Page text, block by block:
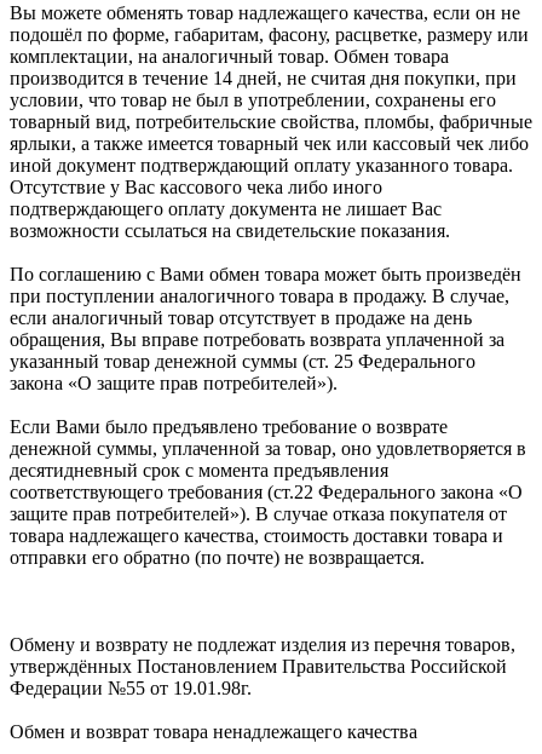
Вы можете обменять товар надлежащего качества, если он не
подошёл по форме, габаритам, фасону, расцветке, размеру или
комплектации, на аналогичный товар. Обмен товара
производится в течение 14 дней, не считая дня покупки, при
условии, что товар не был в употреблении, сохранены его
товарный вид, потребительские свойства, пломбы, фабричные
ярлыки, а также имеется товарный чек или кассовый чек либо
иной документ подтверждающий оплату указанного товара.
Отсутствие у Вас кассового чека либо иного
подтверждающего оплату документа не лишает Вас
возможности ссылаться на свидетельские показания.
По соглашению с Вами обмен товара может быть произведён
при поступлении аналогичного товара в продажу. В случае,
если аналогичный товар отсутствует в продаже на день
обращения, Вы вправе потребовать возврата уплаченной за
указанный товар денежной суммы (ст. 25 Федерального
закона «О защите прав потребителей»).
Если Вами было предъявлено требование о возврате
денежной суммы, уплаченной за товар, оно удовлетворяется в
десятидневный срок с момента предъявления
соответствующего требования (ст.22 Федерального закона «О
защите прав потребителей»). В случае отказа покупателя от
товара надлежащего качества, стоимость доставки товара и
отправки его обратно (по почте) не возвращается.
Обмену и возврату не подлежат изделия из перечня товаров,
утверждённых Постановлением Правительства Российской
Федерации №55 от 19.01.98г.
Обмен и возврат товара ненадлежащего качества